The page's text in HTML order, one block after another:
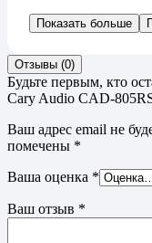
Показать больше
Отзывы (0)
Будьте первым, кто
Cary Audio CAD-
Ваш адрес email не
помечены *
Ваша оценка *
Ваш отзыв *